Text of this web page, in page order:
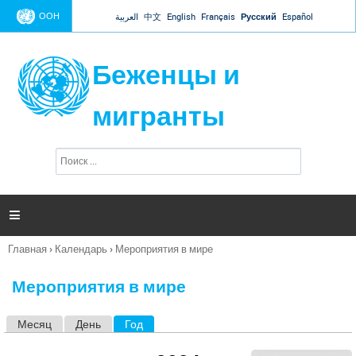
Jump to navigation
ООН العربية 中文 English Français Русский Español
Беженцы и
мигранты
п
и

Вы
Главная › Календарь › Мероприятия в мире
Мероприятия в мире
Месяц День Год